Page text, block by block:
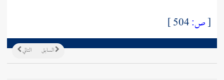
[ص:
التالي السابق